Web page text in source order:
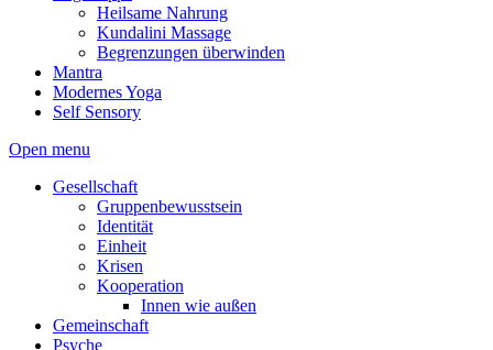
Heilsame Nahrung
Kundalini Massage
Begrenzungen überwinden
Mantra
Modernes Yoga
Self Sensory
Open menu
Gesellschaft
Gruppenbewusstsein
Identität
Einheit
Krisen
Kooperation
Innen wie außen
Gemeinschaft
Psyche